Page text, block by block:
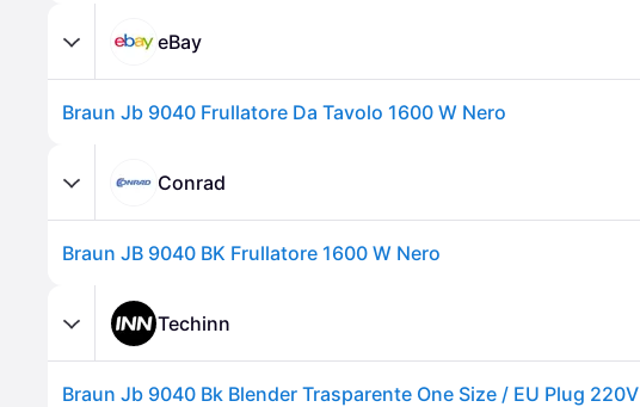
eBay
Braun Jb 9040 Frullatore Da Tavolo 1600 W Nero
Conrad
Braun JB 9040 BK Frullatore 1600 W Nero
Techinn
Braun Jb 9040 Bk Blender Trasparente One Size / EU Plug 220V